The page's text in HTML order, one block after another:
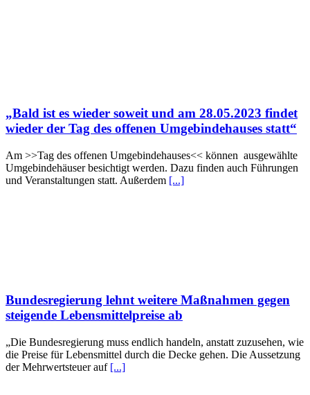
„Bald ist es wieder soweit und am 28.05.2023 findet
wieder der Tag des offenen Umgebindehauses statt“
Am >>Tag des offenen Umgebindehauses<< können ausgewählte
Umgebindehäuser besichtigt werden. Dazu finden auch Führungen
und Veranstaltungen statt. Außerdem [...]
Bundesregierung lehnt weitere Maßnahmen gegen
steigende Lebensmittelpreise ab
„Die Bundesregierung muss endlich handeln, anstatt zuzusehen, wie
die Preise für Lebensmittel durch die Decke gehen. Die Aussetzung
der Mehrwertsteuer auf [...]